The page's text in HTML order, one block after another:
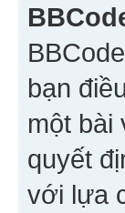
bạn
một bài
quyết
với lựa